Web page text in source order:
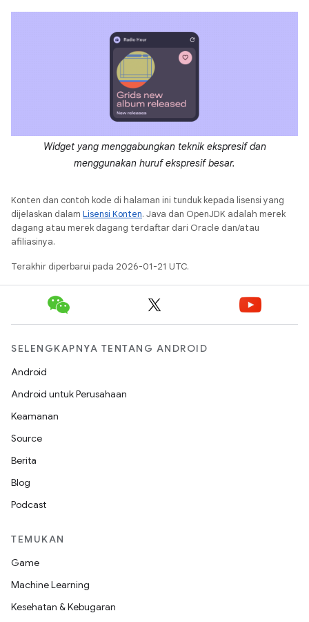
Widget yang menggabungkan teknik ekspresif dan
menggunakan huruf ekspresif besar.
Konten dan contoh kode di halaman ini tunduk kepada lisensi yang
dijelaskan dalam Lisensi Konten. Java dan OpenJDK adalah merek
dagang atau merek dagang terdaftar dari Oracle dan/atau
afiliasinya.
Terakhir diperbarui pada 2026-01-21 UTC.
SELENGKAPNYA TENTANG ANDROID
Android
Android untuk Perusahaan
Keamanan
Source
Berita
Blog
Podcast
TEMUKAN
Game
Machine Learning
Kesehatan & Kebugaran